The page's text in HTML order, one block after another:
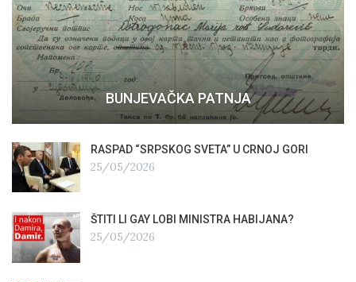
BUNJEVAČKA PATNJA
RASPAD “SRPSKOG SVETA” U CRNOJ GORI
25/05/2026
ŠTITI LI GAY LOBI MINISTRA HABIJANA?
25/05/2026